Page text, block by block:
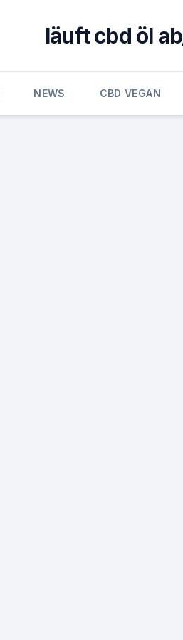
läuft cbd öl ab_
NEWS CBD VEGAN